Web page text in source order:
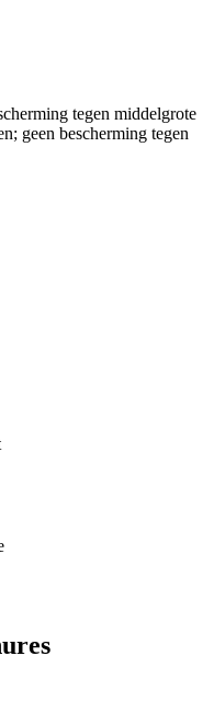
tegen middelgrote
geen bescherming tegen